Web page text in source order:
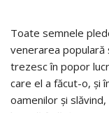
Toate semnele
venerarea populară
trezesc în popor
care el a făcut-o, şi
oamenilor şi